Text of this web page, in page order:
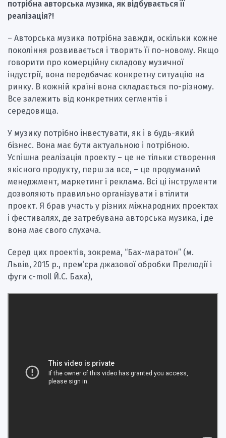
потрібна авторська музика, як відбувається її
реалізація?!
– Авторська музика потрібна завжди, оскільки кожне
покоління розвивається і творить її по-новому. Якщо
говорити про комерційну складову музичної
індустрії, вона передбачає конкретну ситуацію на
ринку. В кожній країні вона складається по-різному.
Все залежить від конкретних сегментів і
середовища.
У музику потрібно інвестувати, як і в будь-який
бізнес. Вона має бути актуальною і потрібною.
Успішна реалізація проекту – це не тільки створення
якісного продукту, перш за все, – це продуманий
менеджмент, маркетинг і реклама. Всі ці інструменти
дозволяють правильно організувати і втілити
проект. Я брав участь у різних міжнародних проектах
і фестивалях, де затребувана авторська музика, і де
вона має свого слухача.
Серед цих проектів, зокрема, “Бах-маратон” (м.
Львів, 2015 р., прем’єра джазової обробки Прелюдії і
фуги c-moll Й.С. Баха),